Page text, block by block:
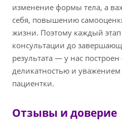
изменение формы тела, а
себя, повышению
жизни. Поэтому каждый
консультации до
результата — у нас
деликатностью и
пациентки.
Отзывы и доверие